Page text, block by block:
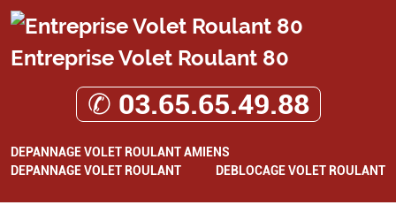
Entreprise Volet Roulant 80
✆ 03.65.65.49.88
DEPANNAGE VOLET ROULANT AMIENS
DEPANNAGE VOLET ROULANT
DEBLOCAGE VOLET ROULANT